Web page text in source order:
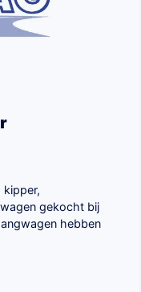
kipper,
gekocht bij
hebben